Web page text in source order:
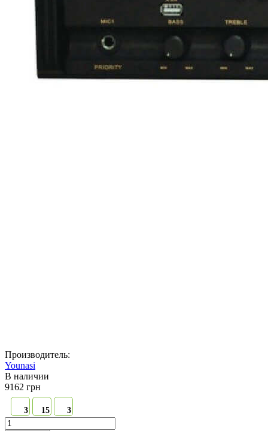
Производитель:
Younasi
В наличии
9162 грн
3 15 3